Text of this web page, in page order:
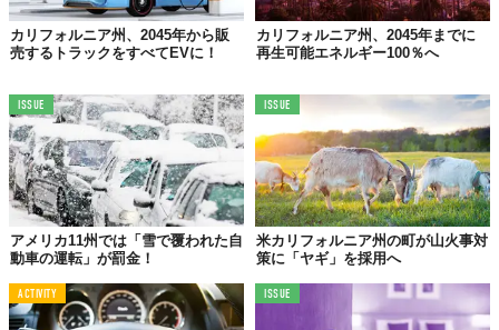
カリフォルニア州、2045年から販
売するトラックをすべてEVに！
カリフォルニア州、2045年までに
再生可能エネルギー100％へ
ISSUE
アメリカ11州では「雪で覆われた自
動車の運転」が罰金！
ISSUE
米カリフォルニア州の町が山火事対
策に「ヤギ」を採用へ
ACTIVITY ISSUE